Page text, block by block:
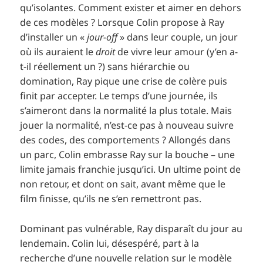
qu’isolantes. Comment exister et aimer en dehors
de ces modèles ? Lorsque Colin propose à Ray
d’installer un «jour-off» dans leur couple, un jour
où ils auraient ledroitde vivre leur amour (y’en a-
t-il réellement un ?) sans hiérarchie ou
domination, Ray pique une crise de colère puis
finit par accepter. Le temps d’une journée, ils
s’aimeront dans la normalité la plus totale. Mais
jouer la normalité, n’est-ce pas à nouveau suivre
des codes, des comportements ? Allongés dans
un parc, Colin embrasse Ray sur la bouche – une
limite jamais franchie jusqu’ici. Un ultime point de
non retour, et dont on sait, avant même que le
film finisse, qu’ils ne s’en remettront pas.
Dominant pas vulnérable, Ray disparaît du jour au
lendemain. Colin lui, désespéré, part à la
recherche d’une nouvelle relation sur le modèle